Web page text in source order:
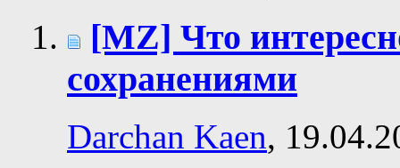
[MZ] Что
сохранениями
Darchan Kaen,